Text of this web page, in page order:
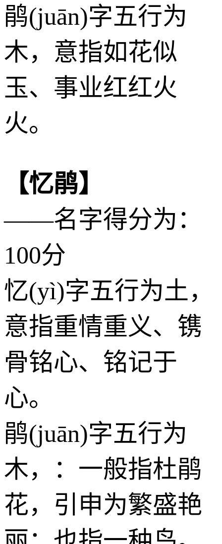
鹃(juān)字五行为
木，意指如花似
玉、事业红红火
火。
【忆鹃】
——名字得分为：
100分
忆(yì)字五行为土，
意指重情重义、镌
骨铭心、铭记于
心。
鹃(juān)字五行为
木，：一般指杜鹃
花，引申为繁盛艳